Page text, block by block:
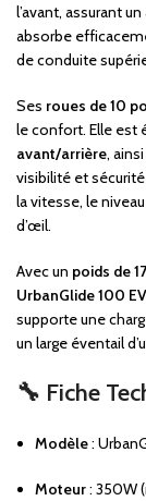
l’avant, assurant
absorbe
de conduite
Ses roues de 10
le confort. Elle est
avant/arrière,
visibilité et
la vitesse, le
d’œil.
Avec un poids de
UrbanGlide 100
supporte une
un large éventail
🔧 Fiche
Modèle:
Moteur: 350W